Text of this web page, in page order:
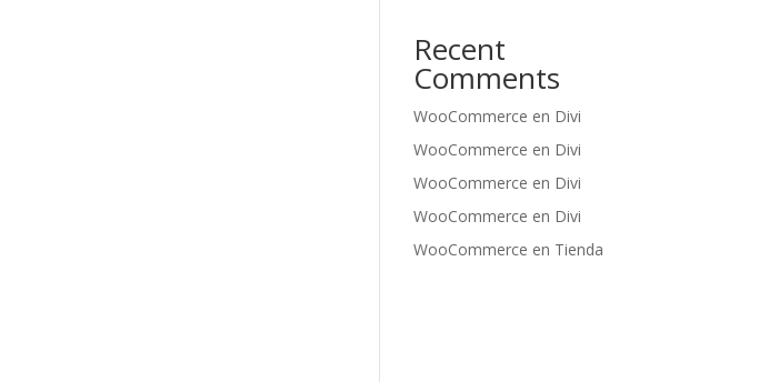
Recent
Comments
WooCommerce en Divi
WooCommerce en Divi
WooCommerce en Divi
WooCommerce en Divi
WooCommerce en Tienda